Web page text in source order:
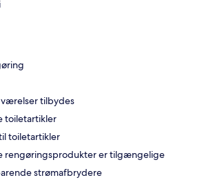
tilbydes
toiletartikler
toiletartikler
rengøringsprodukter er tilgængelige
strømafbrydere